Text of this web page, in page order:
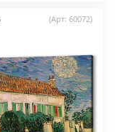
(Арт: 60072)